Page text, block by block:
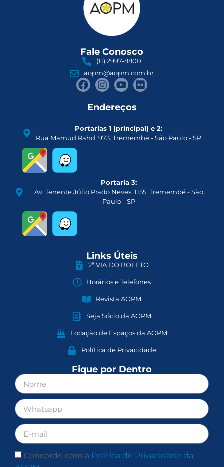
Fale Conosco
(11) 2997-8800
aopm@aopm.com.br
Endereços
Portarias 1 (principal) e 2:
Rua Mamud Rahd, 973. Tremembé - São Paulo - SP
Portaria 3:
Av. Tenente Júlio Prado Neves, 1155. Tremembé - São
Paulo - SP
Links Úteis
2ª VIA DO BOLETO
Horários e Telefones
Revista AOPM
Seja Sócio da AOPM
Locação de Espaços da AOPM
Política de Privacidade
Fique por Dentro
Concordo com a Política de Privacidade da